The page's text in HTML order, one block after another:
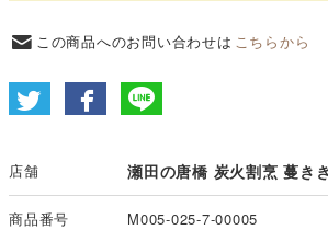
この商品へのお問い合わせは こちらから
店舗 瀬田の唐橋 炭火割烹 蔓き
商品番号 M005-025-7-00005